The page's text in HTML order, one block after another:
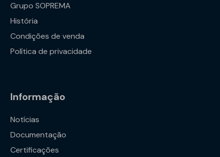
Grupo SOPREMA
História
Condições de venda
Política de privacidade
Informação
Notícias
Documentação
Certificações